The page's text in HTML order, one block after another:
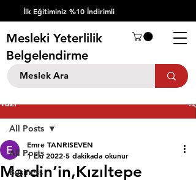
İlk Eğitiminiz %10 İndirimli
Mesleki Yeterlilik
Belgelendirme
Yazı
All Posts
Business
All Posts
Mardin’in,Kızıltepe
Emre TANRISEVEN
1 Eki 2022 5 dakikada okunur